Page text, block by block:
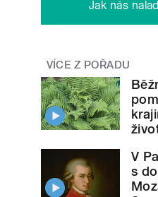
Jak nás
VÍCE Z POŘADU
V
s